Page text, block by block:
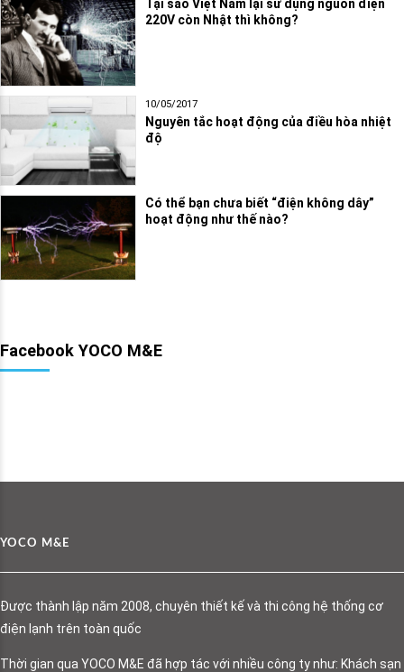
Tại sao Việt Nam lại sử dụng nguồn điện
220V còn Nhật thì không?
10/05/2017
Nguyên tắc hoạt động của điều hòa nhiệt
độ
Có thể bạn chưa biết “điện không dây”
hoạt động như thế nào?
Facebook YOCO M&E
YOCO M&E
Được thành lập năm 2008, chuyên thiết kế và thi công hệ thống cơ
điện lạnh trên toàn quốc
Thời gian qua YOCO M&E đã hợp tác với nhiều công ty như: Khách sạn